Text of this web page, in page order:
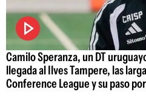
Camilo Speranza, un DT
llegada al Ilves Tampere, las
Conference League y su paso